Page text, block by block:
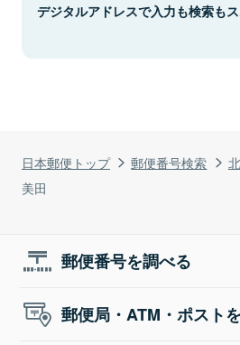
日本郵便トップ 郵便番号検索
美田
デジタルアドレスで入力も検索もス
郵便番号を調べる
郵便局・ATM・ポスト